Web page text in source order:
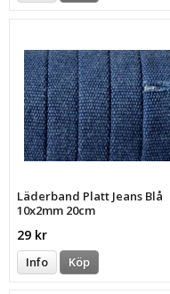
Läderband Platt Jeans Blå
10x2mm 20cm
29 kr
Info Köp